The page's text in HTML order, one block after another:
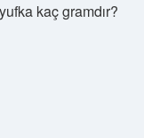
kaç gramdır?